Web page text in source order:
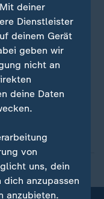
Jährige zwar.
Strecke nach rund
hunderttausende
deiner
Dienstleister
deinem Gerät
geben wir
nicht an
deine Daten
von
uns, dein
dich anzupassen
anzubieten.